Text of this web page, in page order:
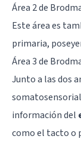
Área 2 de
Este área es
primaria,
Área 3 de
Junto a las dos
información del
como el tacto o